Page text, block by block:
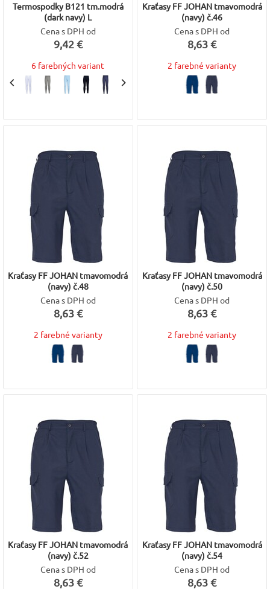
Termospodky B121 tm.modrá
(dark navy) L
Cena s DPH od
9,42 €
6 farebných variant
Kraťasy FF JOHAN tmavomodrá
(navy) č.46
Cena s DPH od
8,63 €
2 farebné varianty
Kraťasy FF JOHAN tmavomodrá
(navy) č.48
Cena s DPH od
8,63 €
2 farebné varianty
Kraťasy FF JOHAN tmavomodrá
(navy) č.50
Cena s DPH od
8,63 €
2 farebné varianty
Kraťasy FF JOHAN tmavomodrá
(navy) č.52
Cena s DPH od
8,63 €
Kraťasy FF JOHAN tmavomodrá
(navy) č.54
Cena s DPH od
8,63 €